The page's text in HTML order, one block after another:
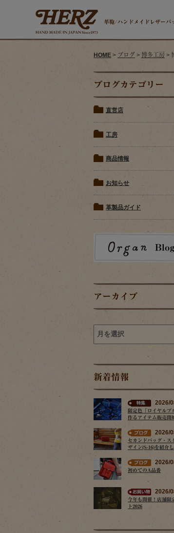
革鞄/ハンドメイドレザーバ
HOME > ブログ > 博多工房 >
ブログカテゴリー
直営店
工房
商品情報
お知らせ
革製品ガイド
アーカイブ
新着情報
2026/
限定色「ロイヤルブ
作るアイテム販売開
2026/
セカンドバッグ・ス
ザイン(S-16)を紹介し
2026/
初めてのA品番
2026/
今年も開催！店舗限
ト2026